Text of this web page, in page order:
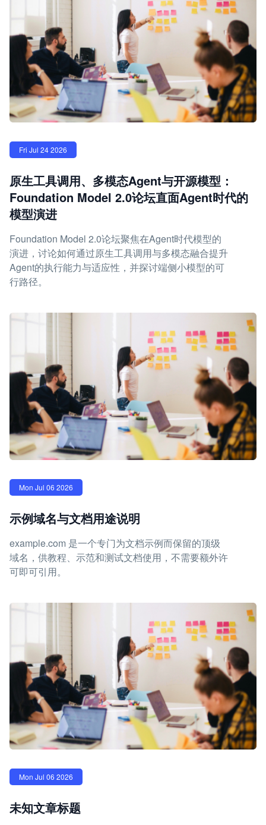
Fri Jul 24 2026
原生工具调用、多模态Agent与开源模型：
Foundation Model 2.0论坛直面Agent时代的
模型演进
Foundation Model 2.0论坛聚焦在Agent时代模型的
演进，讨论如何通过原生工具调用与多模态融合提升
Agent的执行能力与适应性，并探讨端侧小模型的可
行路径。
Mon Jul 06 2026
示例域名与文档用途说明
example.com 是一个专门为文档示例而保留的顶级
域名，供教程、示范和测试文档使用，不需要额外许
可即可引用。
Mon Jul 06 2026
未知文章标题